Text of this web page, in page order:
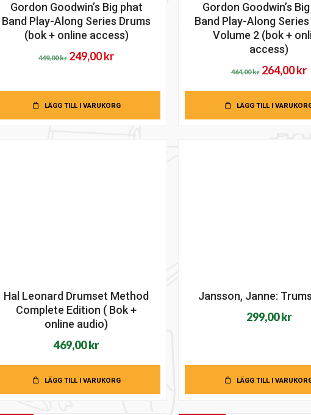
Gordon Goodwin’s Big phat
Band Play-Along Series Drums
(bok + online access)
449,00kr Det
priset
var:
449,00 kr.
249,00krDet
priset
är:
249,00 kr.
LÄGG TILL I VARUKORG
Gordon Goodwin’s
Band Play-Along
Volume 2 (bok +
access)
464,00kr Det
priset
var:
264,00kr
LÄGG TILL I
Hal Leonard Drumset Method
Complete Edition ( Bok +
online audio)
469,00kr
LÄGG TILL I VARUKORG
Jansson, Janne:
299,00kr
LÄGG TILL I